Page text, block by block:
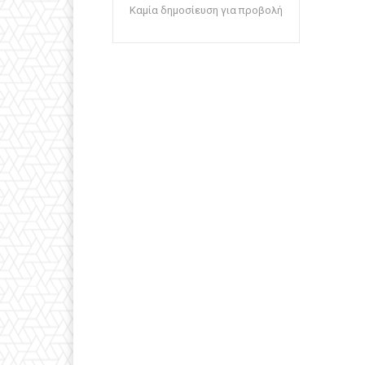
Καμία δημοσίευση για προβολή